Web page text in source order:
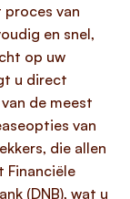
proces van
en snel,
op uw
u direct
de meest
van
die allen
Financiële
(DNB), wat u